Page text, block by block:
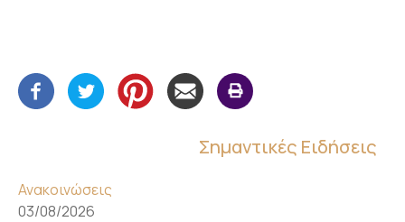
Σημαντικές Ειδήσεις
Ανακοινώσεις
03/08/2026